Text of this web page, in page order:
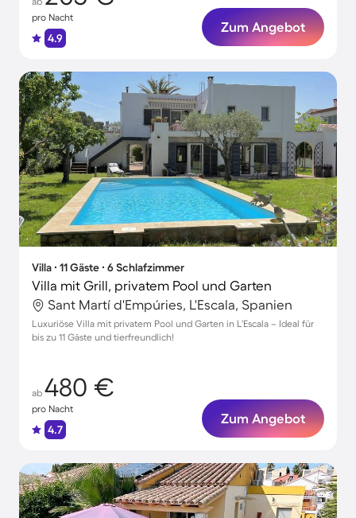
pro Nacht
4.9
Zum Angebot
Villa ∙ 11 Gäste ∙ 6 Schlafzimmer
Villa mit Grill, privatem Pool und Garten
Sant Martí d'Empúries, L'Escala, Spanien
Luxuriöse Villa mit privatem Pool und Garten in L'Escala – Ideal für
bis zu 11 Gäste und tierfreundlich!
ab 480 €
pro Nacht
4.7
Zum Angebot